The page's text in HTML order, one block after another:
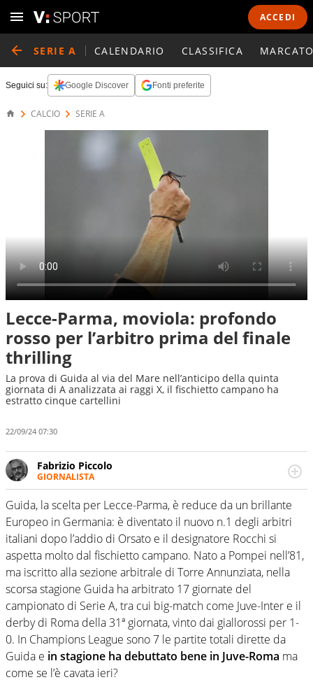
ACCEDI
SERIE A CALENDARIO CLASSIFICA
Seguici su: Google Discover Fonti preferite
CALCIO SERIE A
Lecce-Parma, moviola: profondo
rosso per l’arbitro prima del finale
thrilling
La prova di Guida al via del Mare nell’anticipo della quinta
giornata di A analizzata ai raggi X, il fischietto campano ha
estratto cinque cartellini
22/09/24 07:30
Fabrizio Piccolo
GIORNALISTA
Nella sua carriera ha seguito numerose manifestazioni
sportive e collaborato con agenzie e testate. Esperienza,
competenza, conoscenza e memoria storica. Si occupa
prevalentemente di calcio
Guida, la scelta per Lecce-Parma, è reduce da un brillante
Europeo in Germania: è diventato il nuovo n.1 degli arbitri
italiani dopo l’addio di Orsato e il designatore Rocchi si
aspetta molto dal fischietto campano. Nato a Pompei nell’81,
ma iscritto alla sezione arbitrale di Torre Annunziata, nella
scorsa stagione Guida ha arbitrato 17 giornate del
campionato di Serie A, tra cui big-match come Juve-Inter e il
derby di Roma della 31ª giornata, vinto dai giallorossi per 1-
0. In Champions League sono 7 le partite totali dirette da
Guida e in stagione ha debuttato bene in Juve-Roma ma
come se l’è cavata ieri?